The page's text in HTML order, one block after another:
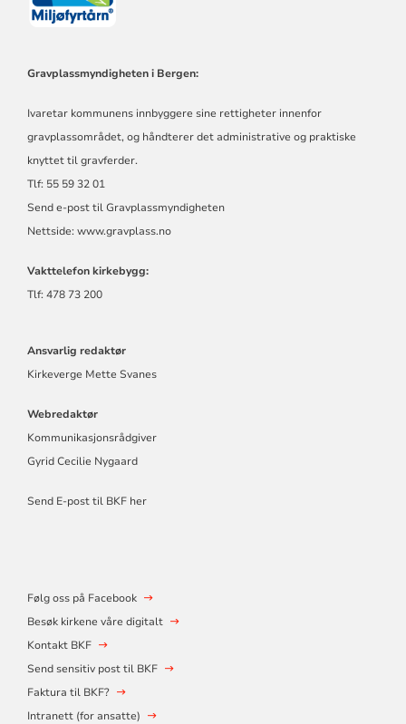
Gravplassmyndigheten i Bergen:
Ivaretar kommunens innbyggere sine rettigheter innenfor
gravplassområdet, og håndterer det administrative og praktiske
knyttet til gravferder.
Tlf: 55 59 32 01
Send e-post til Gravplassmyndigheten
Nettside: www.gravplass.no
Vakttelefon kirkebygg:
Tlf: 478 73 200
Ansvarlig redaktør
Kirkeverge Mette Svanes
Webredaktør
Kommunikasjonsrådgiver
Gyrid Cecilie Nygaard
Send E-post til BKF her
Følg oss på Facebook
Besøk kirkene våre digitalt
Kontakt BKF
Send sensitiv post til BKF
Faktura til BKF?
Intranett (for ansatte)